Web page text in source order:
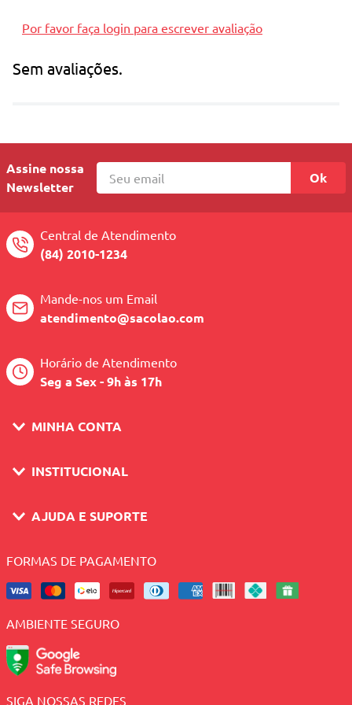
Por favor faça login para escrever avaliação
Sem avaliações.
Assine nossa
Newsletter
Ok
Central de Atendimento
(84) 2010-1234
Mande-nos um Email
atendimento@sacolao.com
Horário de Atendimento
Seg a Sex - 9h às 17h
MINHA CONTA
INSTITUCIONAL
AJUDA E SUPORTE
FORMAS DE PAGAMENTO
AMBIENTE SEGURO
SIGA NOSSAS REDES